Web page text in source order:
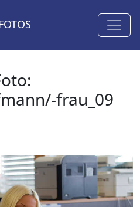
frau_09